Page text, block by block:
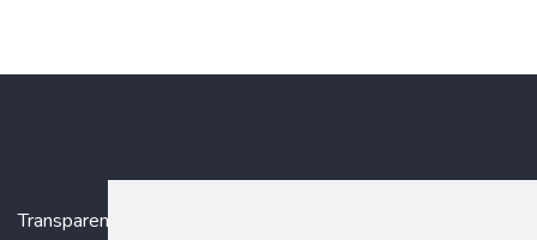
Transparentní účet: